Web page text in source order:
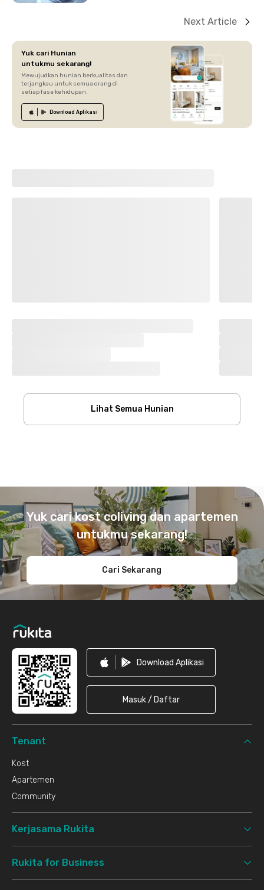
Next Article
Yuk cari Hunian
untukmu sekarang!
Mewujudkan hunian berkualitas dan
terjangkau untuk semua orang di
setiap fase kehidupan.
Download Aplikasi
Lihat Semua Hunian
Yuk cari kost coliving dan apartemen
untukmu sekarang!
Cari Sekarang
Download Aplikasi
Masuk / Daftar
Tenant
Kost
Apartemen
Community
Kerjasama Rukita
Rukita for Business